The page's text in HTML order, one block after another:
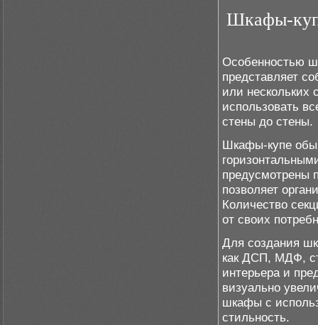
Шкафы-
Особенностью
представляет
или нескольких
использовать
стены до стены.
Шкафы-купе
предусмотрены
позволяет
Количество
от своих
Для создания
как ДСП, МДФ,
интерьера и
визуально
шкафы с
стильность.